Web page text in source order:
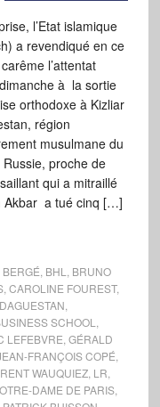
l’Etat islamique
a revendiqué en ce
l’attentat
à la sortie
orthodoxe à Kizliar
région
musulmane du
proche de
qui a mitraillé
Akbar a tué cinq […]
BHL
BRUNO
, CAROLINE FOUREST,
DAGUESTAN
SCHOOL
LEFEBVRE GÉRALD
FRANÇOIS COPÉ
WAUQUIEZ, LR
DAME DE PARIS,